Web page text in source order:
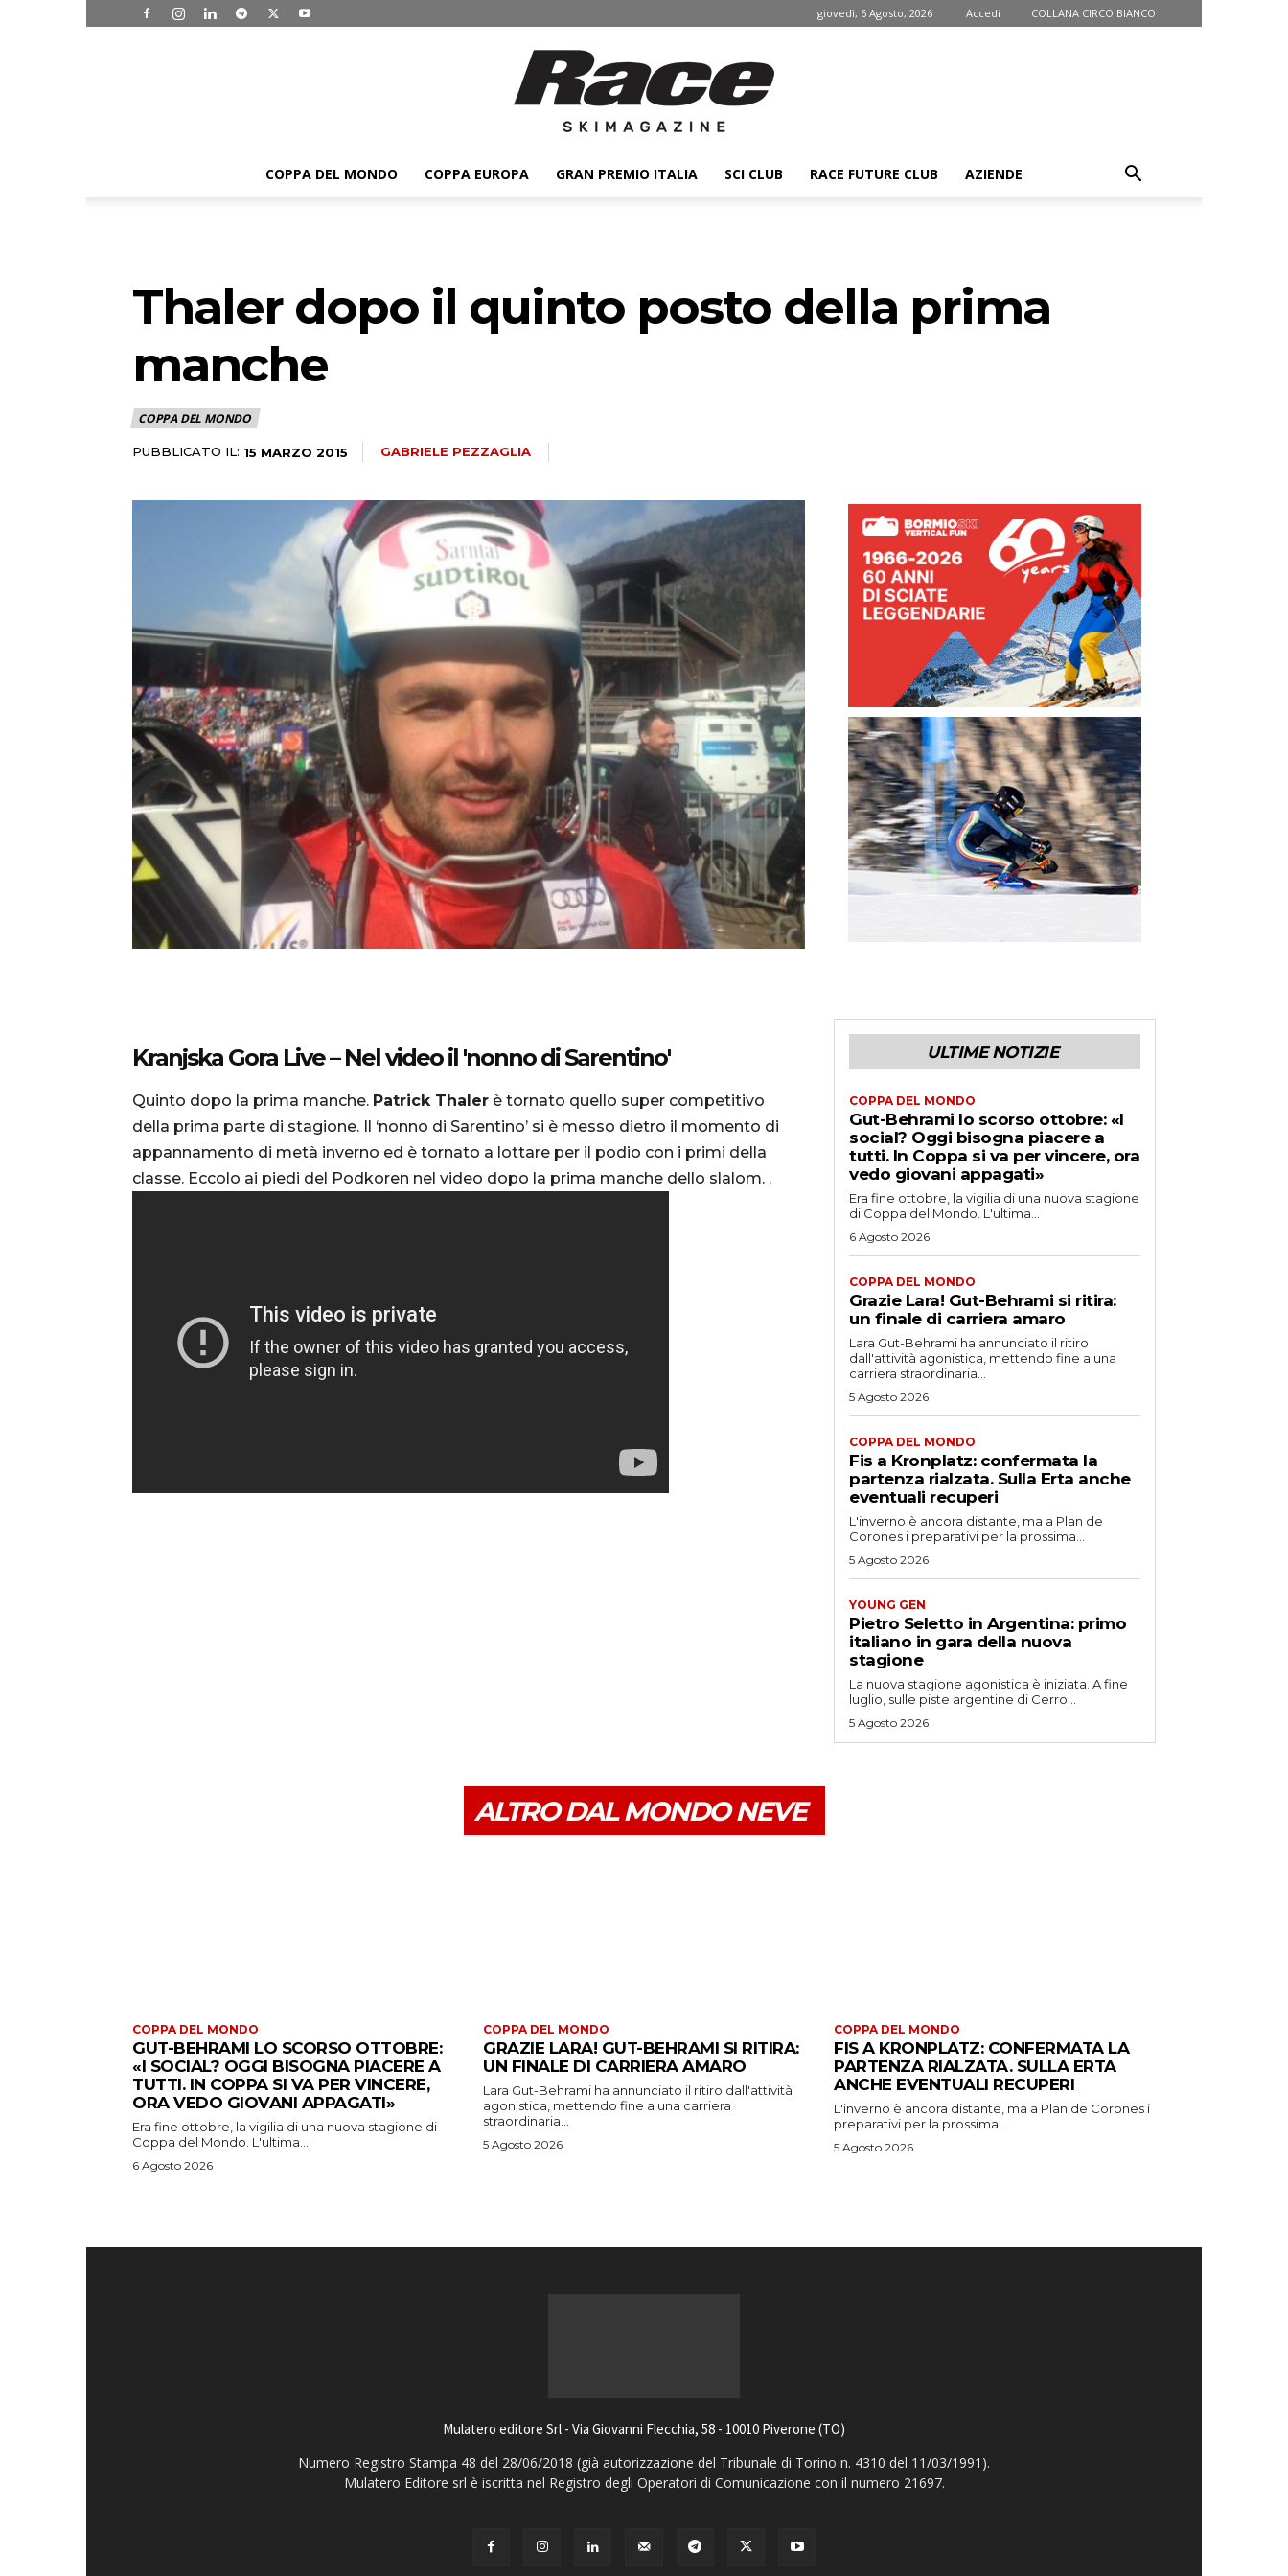
giovedì, 6 Agosto, 2026 Accedi COLLANA CIRCO BIANCO
ski
COPPA DEL MONDO COPPA EUROPA GRAN PREMIO ITALIA SCI CLUB RACE FUTURE CLUB AZIENDE
Thaler dopo il quinto posto della prima
manche
COPPA DEL MONDO
PUBBLICATO IL: 15 MARZO 2015 GABRIELE PEZZAGLIA
Kranjska Gora Live – Nel video il 'nonno di Sarentino'
Quinto dopo la prima manche. Patrick Thaler è tornato quello super competitivo
della prima parte di stagione. Il ‘nonno di Sarentino’ si è messo dietro il momento di
appannamento di metà inverno ed è tornato a lottare per il podio con i primi della
classe. Eccolo ai piedi del Podkoren nel video dopo la prima manche dello slalom. .
ULTIME NOTIZIE
COPPA DEL MONDO
Gut-Behrami lo scorso ottobre: «I
social? Oggi bisogna piacere a
tutti. In Coppa si va per vincere, ora
vedo giovani appagati»
Era fine ottobre, la vigilia di una nuova stagione
di Coppa del Mondo. L'ultima...
6 Agosto 2026
COPPA DEL MONDO
Grazie Lara! Gut-Behrami si ritira:
un finale di carriera amaro
Lara Gut-Behrami ha annunciato il ritiro
dall'attività agonistica, mettendo fine a una
carriera straordinaria...
5 Agosto 2026
COPPA DEL MONDO
Fis a Kronplatz: confermata la
partenza rialzata. Sulla Erta anche
eventuali recuperi
L'inverno è ancora distante, ma a Plan de
Corones i preparativi per la prossima...
5 Agosto 2026
YOUNG GEN
Pietro Seletto in Argentina: primo
italiano in gara della nuova
stagione
La nuova stagione agonistica è iniziata. A fine
luglio, sulle piste argentine di Cerro...
5 Agosto 2026
ALTRO DAL MONDO NEVE
COPPA DEL MONDO
GUT-BEHRAMI LO SCORSO OTTOBRE:
«I SOCIAL? OGGI BISOGNA PIACERE A
TUTTI. IN COPPA SI VA PER VINCERE,
ORA VEDO GIOVANI APPAGATI»
Era fine ottobre, la vigilia di una nuova stagione di
Coppa del Mondo. L'ultima...
6 Agosto 2026
COPPA DEL MONDO
GRAZIE LARA! GUT-BEHRAMI SI RITIRA:
UN FINALE DI CARRIERA AMARO
Lara Gut-Behrami ha annunciato il ritiro dall'attività
agonistica, mettendo fine a una carriera
straordinaria...
5 Agosto 2026
COPPA DEL MONDO
FIS A KRONPLATZ: CONFERMATA LA
PARTENZA RIALZATA. SULLA ERTA
ANCHE EVENTUALI RECUPERI
L'inverno è ancora distante, ma a Plan de Corones i
preparativi per la prossima...
5 Agosto 2026
Mulatero editore Srl - Via Giovanni Flecchia, 58 - 10010 Piverone (TO)
Numero Registro Stampa 48 del 28/06/2018 (già autorizzazione del Tribunale di Torino n. 4310 del 11/03/1991).
Mulatero Editore srl è iscritta nel Registro degli Operatori di Comunicazione con il numero 21697.